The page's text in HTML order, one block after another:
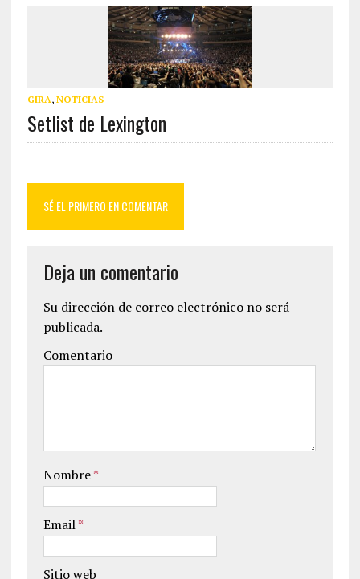
GIRA, NOTICIAS
Setlist de Lexington
SÉ EL PRIMERO EN COMENTAR
Deja un comentario
Su dirección de correo electrónico no será
publicada.
Comentario
Nombre*
Email*
Sitio web